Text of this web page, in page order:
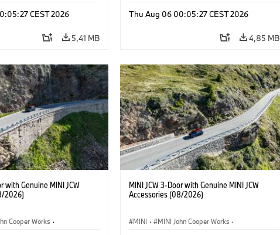
příslušenství
CEST 2026
5,41 MB
Doplňky na přání, příslušenství
Thu Aug 06 00:05:27 CEST 2026
4,85 MB
with Genuine MINI JCW
2026)
Cooper Works ·
MINI JCW 3-Door with Genuine MINI JCW
Accessories (08/2026)
MINI · MINI John Cooper Works ·